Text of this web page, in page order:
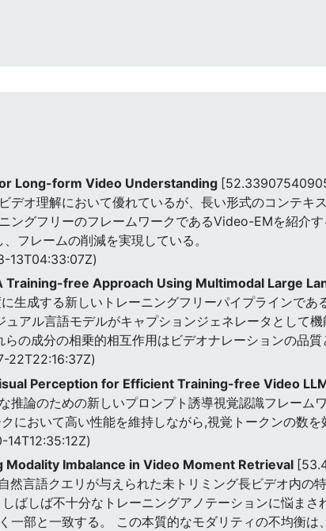
Long-form Video Understanding
デオ理解において優れているが、長い形式のコンテキ
ングフリーのフレームワークであるVideo-EMを紹介
フレームの削減を実現している。
13T04:33:07Z)
Training-free Approach Using Multimodal Large
生成する新しいトレーニングフリーパイプラインであ
アル言語モデルがキャプションジェネレータとして
の成分の相乗的相互作用はビデオナレーションの品質
22T22:16:37Z)
Perception for Efficient Training-free Video
推論のための新しいプロンプト誘導視覚認識フレー
において高い性能を維持しながら,視覚トークンの数を
14T12:35:12Z)
Imbalance in Video Moment Retrieval
言語クエリが与えられた未トリミング長ビデオ内の
ばしば不十分なトレーニングアノテーションに悩ま
一部と一致する。 この本質的なモダリティの不均衡